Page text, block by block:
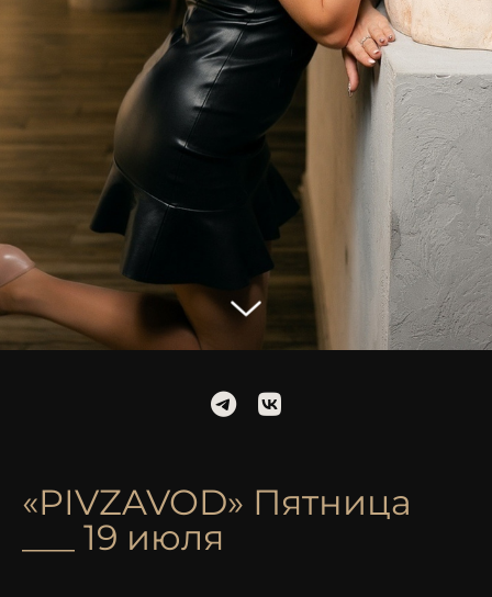
«PIVZAVOD» Пятница
___ 19 июля